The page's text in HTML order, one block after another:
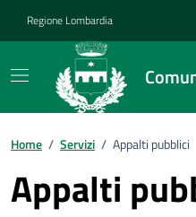
Regione Lombardia
Home / Servizi / Appalti pubblici
Appalti